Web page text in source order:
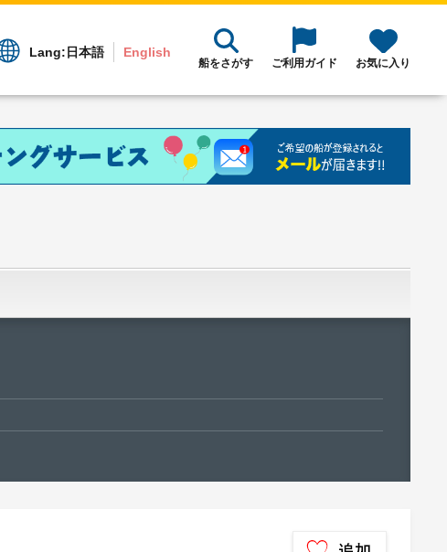
Lang: 日本語 English
船をさがす ご利用ガイド お気に入り